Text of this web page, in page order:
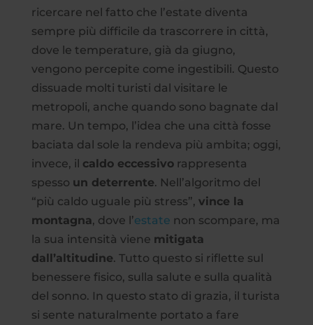
ricercare nel fatto che l’estate diventa
sempre più difficile da trascorrere in città,
dove le temperature, già da giugno,
vengono percepite come ingestibili. Questo
dissuade molti turisti dal visitare le
metropoli, anche quando sono bagnate dal
mare. Un tempo, l’idea che una città fosse
baciata dal sole la rendeva più ambita; oggi,
invece, il caldo eccessivorappresenta
spesso un deterrente. Nell’algoritmo del
“più caldo uguale più stress”, vince la
montagna, dove l’estate non scompare, ma
la sua intensità viene mitigata
dall’altitudine. Tutto questo si riflette sul
benessere fisico, sulla salute e sulla qualità
del sonno. In questo stato di grazia, il turista
si sente naturalmente portato a fare